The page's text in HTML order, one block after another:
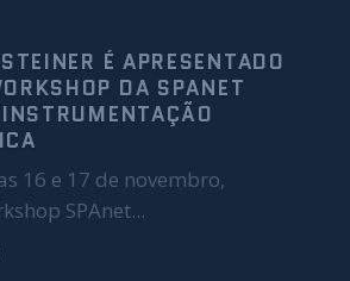
É APRESENTADO
DA SPANET
16 e 17 de novembro,
SPAnet...